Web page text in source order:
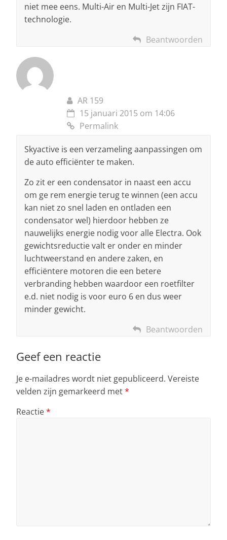
niet mee eens. Multi-Air en Multi-Jet zijn FIAT-
technologie.
Beantwoorden
AR 159
15 januari 2015 om 14:06
Permalink
Skyactive is een verzameling aanpassingen om
de auto efficiënter te maken.
Zo zit er een condensator in naast een accu
om ge rem energie terug te winnen (een accu
kan niet zo snel laden en ontladen een
condensator wel) hierdoor hebben ze
nauwelijks energie nodig voor alle Electra. Ook
gewichtsreductie valt er onder en minder
luchtweerstand en andere zaken, en
efficiëntere motoren die een betere
verbranding hebben waardoor een roetfilter
e.d. niet nodig is voor euro 6 en dus weer
minder gewicht.
Beantwoorden
Geef een reactie
Je e-mailadres wordt niet gepubliceerd. Vereiste
velden zijn gemarkeerd met*
Reactie*